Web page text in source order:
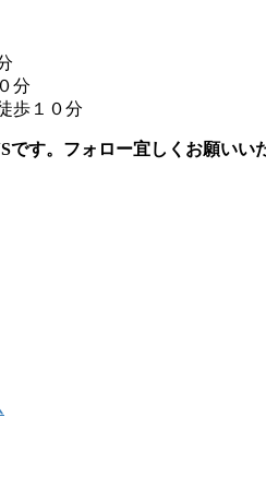
分
歩１０分
です。フォロー宜しくお願いい